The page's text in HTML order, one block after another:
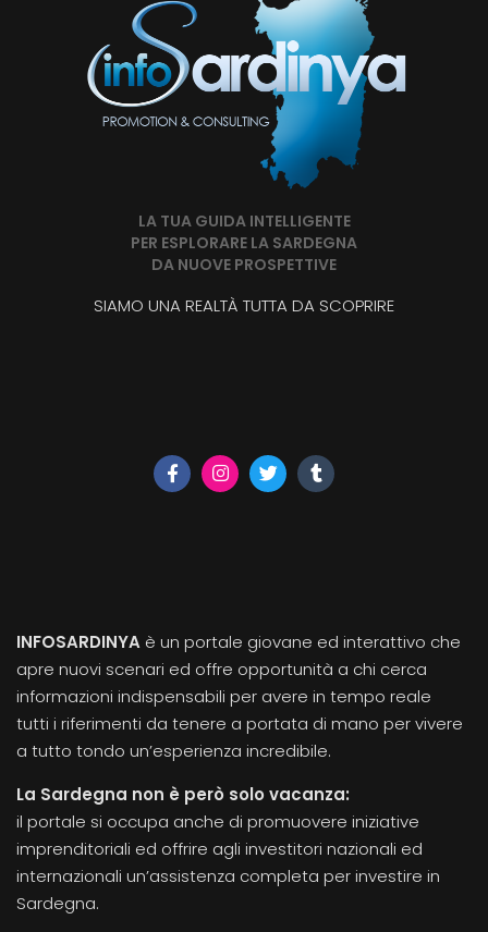
LA TUA GUIDA INTELLIGENTE
PER ESPLORARE LA SARDEGNA
DA NUOVE PROSPETTIVE
SIAMO UNA REALTÀ TUTTA DA SCOPRIRE
INFOSARDINYA è un portale giovane ed interattivo che
apre nuovi scenari ed offre opportunità a chi cerca
informazioni indispensabili per avere in tempo reale
tutti i riferimenti da tenere a portata di mano per vivere
a tutto tondo un’esperienza incredibile.
La Sardegna non è però solo vacanza:
il portale si occupa anche di promuovere iniziative
imprenditoriali ed offrire agli investitori nazionali ed
internazionali un’assistenza completa per investire in
Sardegna.